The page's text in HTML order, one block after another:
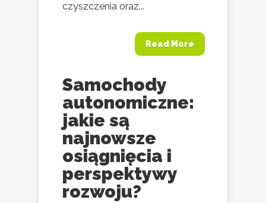
czyszczenia oraz...
Read More
Samochody
autonomiczne:
jakie są
najnowsze
osiągnięcia i
perspektywy
rozwoju?